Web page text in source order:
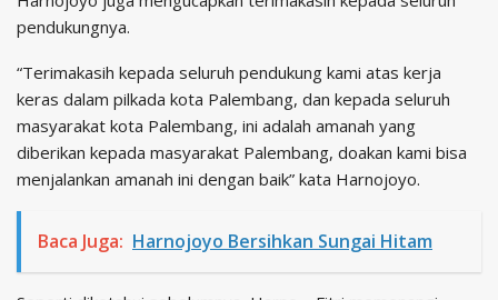
pendukungnya.
“Terimakasih kepada seluruh pendukung kami atas kerja
keras dalam pilkada kota Palembang, dan kepada seluruh
masyarakat kota Palembang, ini adalah amanah yang
diberikan kepada masyarakat Palembang, doakan kami bisa
menjalankan amanah ini dengan baik” kata Harnojoyo.
Baca Juga: Harnojoyo Bersihkan Sungai Hitam